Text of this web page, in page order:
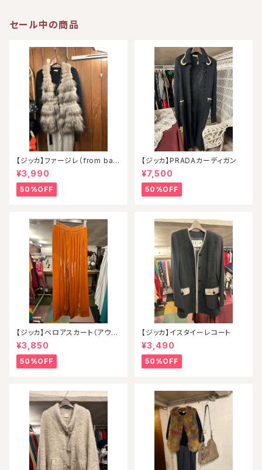
セール中の商品
【ジッカ】ファージレ（from ball
oon）
¥3,990
50%OFF
【ジッカ】PRADAカーディガン
¥7,500
50%OFF
【ジッカ】ベロアスカート（アウト
レット）
¥3,850
50%OFF
【ジッカ】イスタイーレコート
¥3,490
50%OFF